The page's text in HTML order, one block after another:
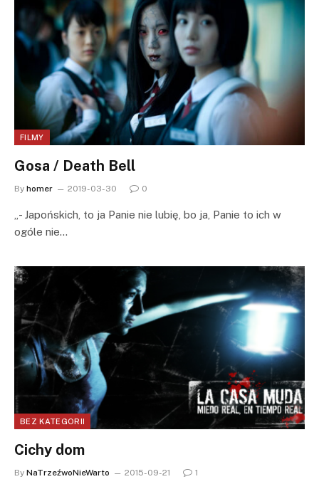
FILMY
Gosa / Death Bell
By homer 2019-03-30 0
„- Japońskich, to ja Panie nie lubię, bo ja, Panie to ich w
ogóle nie…
BEZ KATEGORII
Cichy dom
By NaTrzeźwoNieWarto 2015-09-21 1